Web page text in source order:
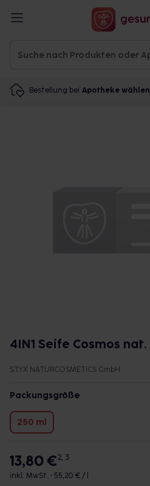
Bestellung bei Apotheke wählen
4IN1 Seife Cosmos nat.
STYX NATURCOSMETICS GmbH
Packungsgröße
250 ml
13,80 €2, 3
inkl. MwSt. • 55,20 € / l